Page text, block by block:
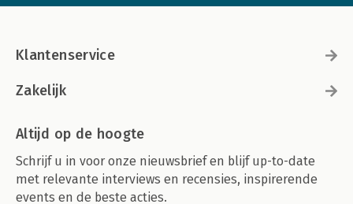
Klantenservice
Zakelijk
Altijd op de hoogte
Schrijf u in voor onze nieuwsbrief en blijf up-to-date
met relevante interviews en recensies, inspirerende
events en de beste acties.